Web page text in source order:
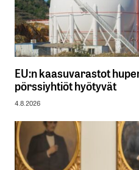
EU:n kaasuvarastot
pörssiyhtiöt hyötyvät
4.8.2026